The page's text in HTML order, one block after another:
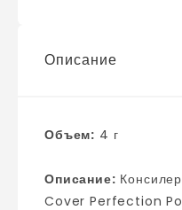
Описание
Объем: 4 г
Описание:
Cover Perfection